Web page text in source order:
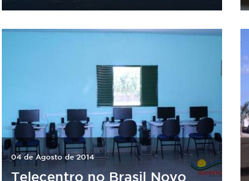
04 de Agosto de 2014
Telecentro no Brasil Novo